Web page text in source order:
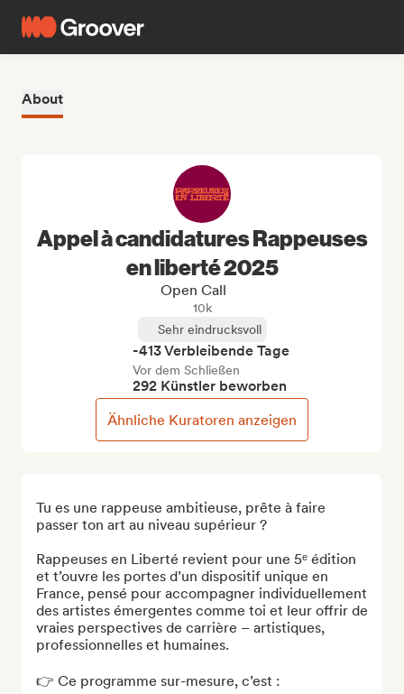
About
Tu es une rappeuse ambitieuse, prête à faire
passer ton art au niveau supérieur ?
Rappeuses en Liberté revient pour une 5ᵉ édition
et t’ouvre les portes d’un dispositif unique en
France, pensé pour accompagner individuellement
des artistes émergentes comme toi et leur offrir de
vraies perspectives de carrière – artistiques,
professionnelles et humaines.
👉 Ce programme sur-mesure, c’est :
Appel à candidatures Rappeuses
en liberté 2025
Open Call
10k
Sehr eindrucksvoll
-413 Verbleibende Tage
Vor dem Schließen
292 Künstler beworben
Ähnliche Kuratoren anzeigen